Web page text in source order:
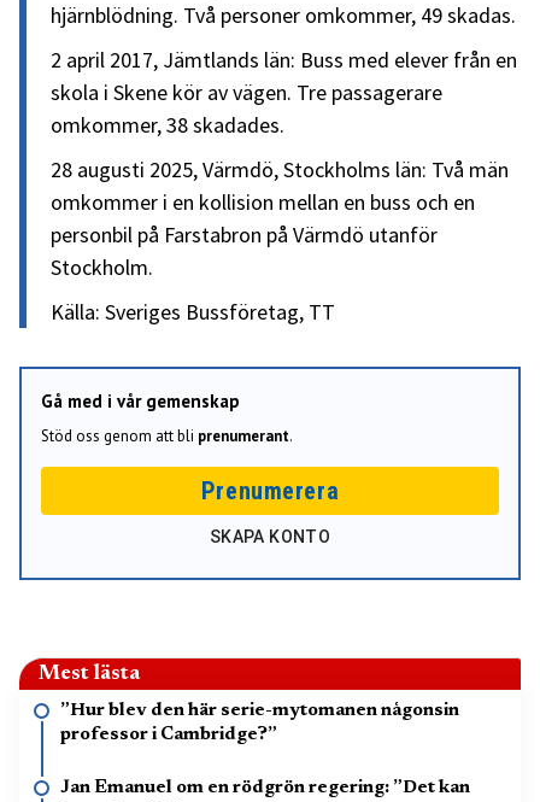
hjärnblödning. Två personer omkommer, 49 skadas.
2 april 2017, Jämtlands län: Buss med elever från en
skola i Skene kör av vägen. Tre passagerare
omkommer, 38 skadades.
28 augusti 2025, Värmdö, Stockholms län: Två män
omkommer i en kollision mellan en buss och en
personbil på Farstabron på Värmdö utanför
Stockholm.
Källa: Sveriges Bussföretag, TT
Gå med i vår gemenskap
Stöd oss genom att bli prenumerant.
Prenumerera
SKAPA KONTO
Mest lästa
”Hur blev den här serie-mytomanen någonsin
professor i Cambridge?”
Jan Emanuel om en rödgrön regering: ”Det kan